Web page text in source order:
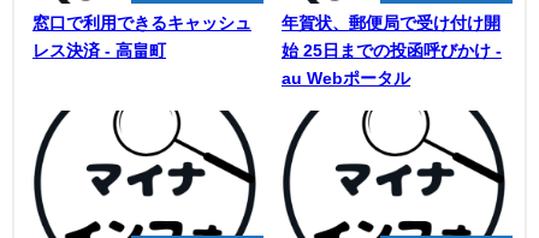
窓口で利用できるキャッシュ
レス決済 - 高畠町
年賀状、郵便局で受け付け開
始 25日までの投函呼びかけ -
au Webポータル